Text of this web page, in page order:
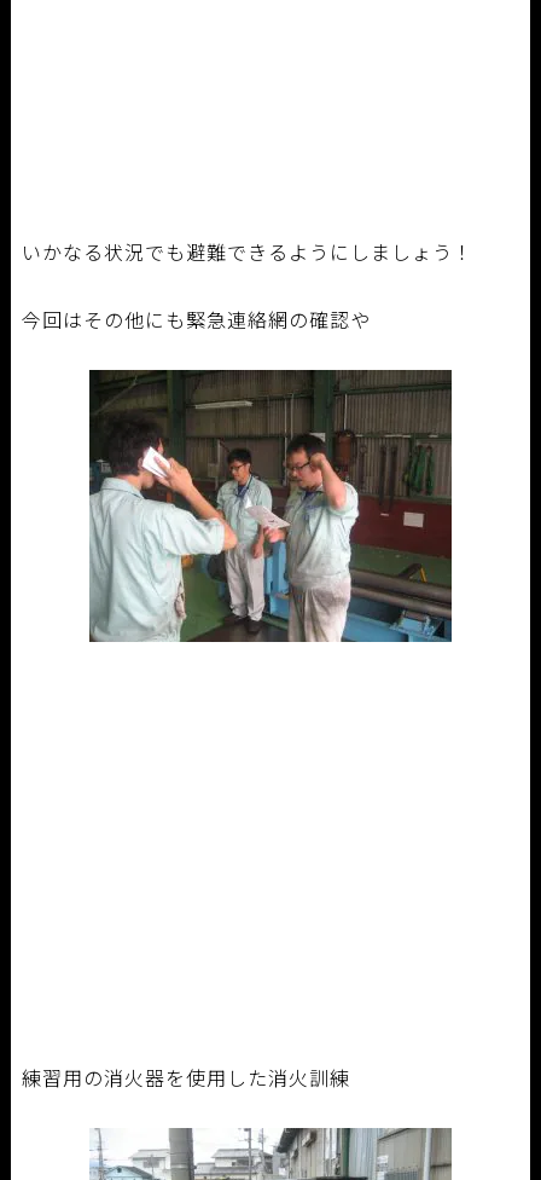
いかなる状況でも避難できるようにしましょう！
今回はその他にも緊急連絡網の確認や
練習用の消火器を使用した消火訓練